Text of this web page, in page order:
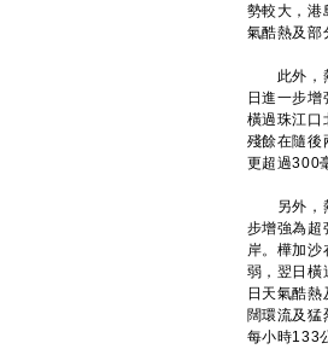
勢較大，港
氣酷熱及部
此外，熱
日進一步
橫過珠江口
殘餘在隨後
更超過300
另外，熱
步增強為超
岸。樺加
弱，翌日橫
日天氣酷
闊環流及
每小時133